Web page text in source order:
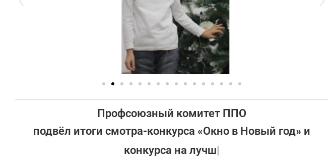
Профсоюзный комитет ППО
подвёл итоги смотра-конкурса «Окно в Новый год» и
конкурса на лучшую новогоднюю ёлочную иг